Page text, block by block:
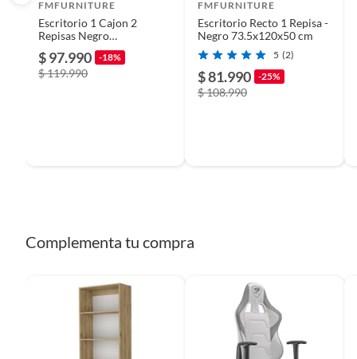
Requiere armado Sí
Material del mueble
Incluye 1
FMFURNITURE
Escritorio 1 Cajon 2
Repisas Negro
73x110x43.6 cm…
$ 97.990 -18%
$ 119.990
FMFURNITURE
Escritorio Recto 1 Repisa -
Negro 73.5x120x50 cm
5 (2)
$ 81.990 -25%
$ 108.990
Complementa tu compra